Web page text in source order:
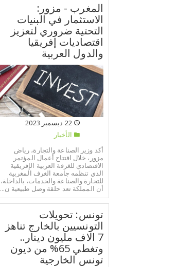
المغرب - مزور:
الاستثمار في البنيات
التحتية ضروري لتعزيز
اقتصاديات إفريقيا
والدول العربية
الأخبار
أكد وزير الصناعة والتجارة، رياض
مزور، خلال افتتاح أعمال المؤتمر
الاقتصادي للغرفة العربية الإفريقية
الذي تنظمه جامعة الغرف المغربية
للتجارة والصناعة والخدمات، بالداخلة،
أن المملكة تعد حلقة وصل طبيعية ن...
تونس: تحويلات
التونسيين بالخارج تناهز
7 الاف مليون دينار..
وتغطي 65% من ديون
تونس الخارجية